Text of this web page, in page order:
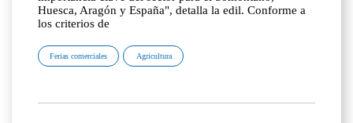
Huesca, Aragón y España", detalla la edil. Conforme a
los criterios de
Ferias comerciales Agricultura